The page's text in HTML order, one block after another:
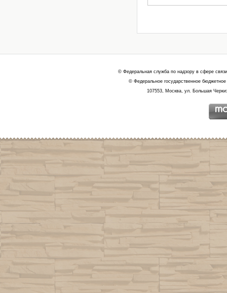
© Федеральная служба по надзору в сфере
© Федеральное государственное
107553, Москва, ул. Большая